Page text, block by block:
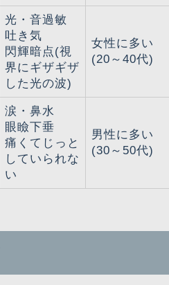
光・音過敏
吐き気
閃輝暗点(視
界にギザギザ
した光の波)
女性に多い
(20～40代)
涙・鼻水
眼瞼下垂
痛くてじっと
していられな
い
男性に多い
(30～50代)